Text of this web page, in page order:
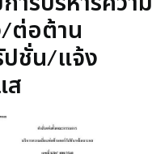
/ต่อต้าน
ปชั่น/แจ้ง
ส